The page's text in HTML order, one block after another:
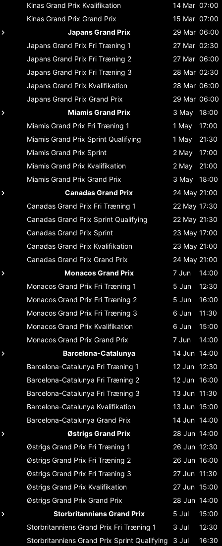
Kinas Grand Prix Kvalifikation 14 Mar 07:00
Kinas Grand Prix Grand Prix 15 Mar 07:00
Japans Grand Prix
29 Mar 06:00
Japans Grand Prix Fri Træning 1 27 Mar 02:30
Japans Grand Prix Fri Træning 2 27 Mar 06:00
Japans Grand Prix Fri Træning 3 28 Mar 02:30
Japans Grand Prix Kvalifikation 28 Mar 06:00
Japans Grand Prix Grand Prix 29 Mar 06:00
Miamis Grand Prix
3 May
18:00
Miamis Grand Prix Fri Træning 1 1 May
17:00
Miamis Grand Prix Sprint Qualifying 1 May
21:30
Miamis Grand Prix Sprint 2 May
17:00
Miamis Grand Prix Kvalifikation 2 May
21:00
Miamis Grand Prix Grand Prix 3 May
18:00
Canadas Grand Prix
24 May 21:00
Canadas Grand Prix Fri Træning 1 22 May 17:30
Canadas Grand Prix Sprint Qualifying 22 May 21:30
Canadas Grand Prix Sprint 23 May 17:00
Canadas Grand Prix Kvalifikation 23 May 21:00
Canadas Grand Prix Grand Prix 24 May 21:00
Monacos Grand Prix
7 Jun
14:00
Monacos Grand Prix Fri Træning 1 5 Jun
12:30
Monacos Grand Prix Fri Træning 2 5 Jun
16:00
Monacos Grand Prix Fri Træning 3 6 Jun
11:30
Monacos Grand Prix Kvalifikation 6 Jun
15:00
Monacos Grand Prix Grand Prix 7 Jun
14:00
Barcelona-Catalunya
14 Jun 14:00
Barcelona-Catalunya Fri Træning 1 12 Jun 12:30
Barcelona-Catalunya Fri Træning 2 12 Jun 16:00
Barcelona-Catalunya Fri Træning 3 13 Jun 11:30
Barcelona-Catalunya Kvalifikation 13 Jun 15:00
Barcelona-Catalunya Grand Prix 14 Jun 14:00
Østrigs Grand Prix
28 Jun 14:00
Østrigs Grand Prix Fri Træning 1 26 Jun 12:30
Østrigs Grand Prix Fri Træning 2 26 Jun 16:00
Østrigs Grand Prix Fri Træning 3 27 Jun 11:30
Østrigs Grand Prix Kvalifikation 27 Jun 15:00
Østrigs Grand Prix Grand Prix 28 Jun 14:00
Storbritanniens Grand Prix
5 Jul
15:00
Storbritanniens Grand Prix Fri Træning 1 3 Jul
12:30
Storbritanniens Grand Prix Sprint Qualifying 3 Jul
16:30